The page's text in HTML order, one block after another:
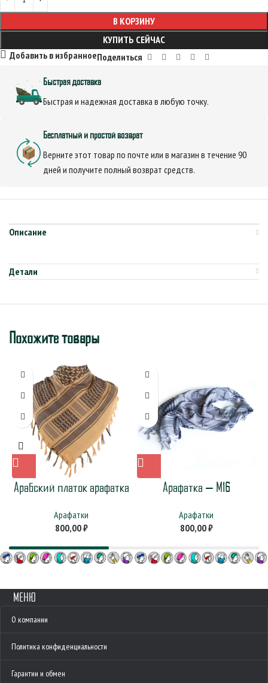
В КОРЗИНУ
КУПИТЬ СЕЙЧАС
Добавить в избранноеПоделиться
Быстрая доставка
Быстрая и надежная доставка в любую точку.
Бесплатный и простой возврат
Верните этот товар по почте или в магазин в течение 90
дней и получите полный возврат средств.
Описание
Детали
Похожите товары
Арабский платок арафатка
Арафатки
800,00₽
Арафатка — M16
Арафатки
800,00₽
МЕНЮ
О компании
Политика конфиденциальности
Гарантии и обмен